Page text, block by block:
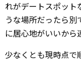
れがデートスポット
うな場所だったら
に居心地がいいから
少なくとも現時点で